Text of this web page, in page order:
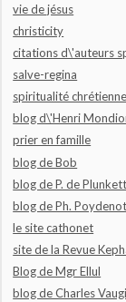
vie de jésus
christicity
citations d\'auteurs
salve-regina
spiritualité chrétienne
blog d\'Henri
prier en famille
blog de Bob
blog de P. de Plunkett
blog de Ph. Poydenot
le site cathonet
site de la Revue
Blog de Mgr Ellul
blog de Charles